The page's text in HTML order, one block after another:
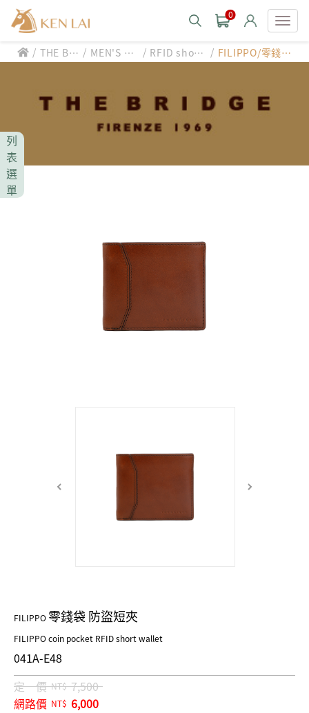
0
款式分類 style
男士包款 MEN'S BAG
男士夾款 MEN'S WALLET
皮革保養 LEATHER CARE
CHIARUGI
男士包款 MEN'S BAG
男士夾款 MEN'S WALLET
男士皮帶 MEN'S BELT
女士夾款 LADIES' WALLET
中性商品 UNISEX BAG/SLG
CUMAR
女士包款 LADIES' BAG
女士夾款 LADIES' WALLET
中性商品 UNISEX BAG/SLG
Roberta di Camerino
男士夾款 MEN'S WALLET
女士包款 LADIES' BAG
女士夾款 LADIES' WALLET
男士包款 MEN'S BAG
男士夾款 MEN'S WALLET
女士包款 LADIES' BAG
期間限定 limited edition
珍藏 THE BRIDGE (TB SPECIAL)
男士包款 MEN'S BAG
中性商品 UNISEX BAG/SLG
/ THE BRI / MEN'S W
/ RFID short
/ FILIPPO/零錢袋/
列
表
選
單
FILIPPO 零錢袋 防盜短夾
FILIPPO coin pocket RFID short wallet
041A-E48
定 價 NT$ 7,500
網路價 NT$ 6,000